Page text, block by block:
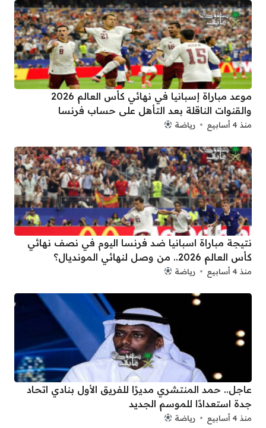
موعد مباراة إسبانيا في نهائي كأس العالم 2026
والقنوات الناقلة بعد التأهل على حساب فرنسا
منذ 4 أسابيع رياضة
نتيجة مباراة اسبانيا ضد فرنسا اليوم في نصف نهائي
كأس العالم 2026.. من وصل لنهائي المونديال؟
منذ 4 أسابيع رياضة
عاجل.. حمد المنتشري مديرًا للفريق الأول بنادي اتحاد
جدة استعدادًا للموسم الجديد
منذ 4 أسابيع رياضة